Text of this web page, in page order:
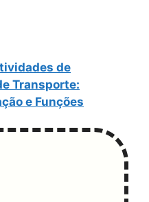
de
Transporte:
e Funções